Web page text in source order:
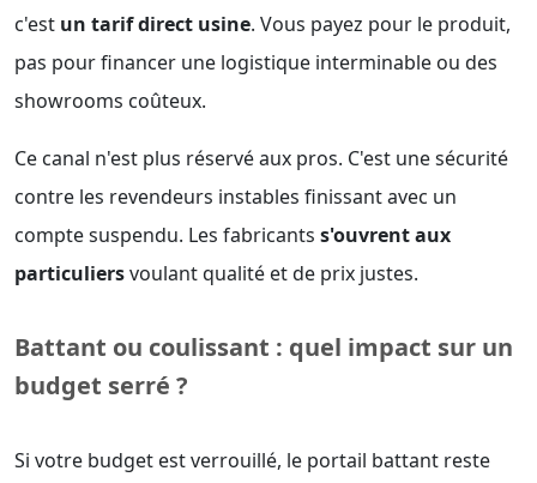
c'est un tarif direct usine. Vous payez pour le produit,
pas pour financer une logistique interminable ou des
showrooms coûteux.
Ce canal n'est plus réservé aux pros. C'est une sécurité
contre les revendeurs instables finissant avec un
compte suspendu. Les fabricants s'ouvrent aux
particuliersvoulant qualité et de prix justes.
Battant ou coulissant : quel impact sur un
budget serré ?
Si votre budget est verrouillé, le portail battant reste